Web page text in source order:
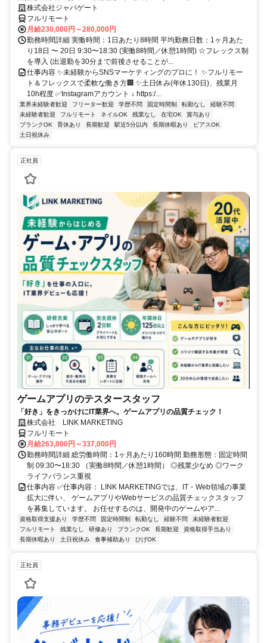
株式会社ジャパゲート
フルリモート
月給230,000円～280,000円
勤務時間詳細 実働時間：1日あたり8時間 平均勤務日数：1ヶ月あた
り18日 〜 20日 9:30〜18:30 (実働8時間／休憩1時間) ☆フレックス制
を導入 (出退勤を30分まで前後させることが...
仕事内容 ✨未経験からSNSマーケティングのプロに！ ✨フルリモー
ト＆フレックスで柔軟な働き方🏢 ✨土日休み(年休130日)、残業月
10h程度 ✅Instagramアカウント ↓ https:/...
業界未経験者歓迎 フリーター歓迎 学歴不問 固定時間制 転勤なし
経験不問
未経験者歓迎
フルリモート ネイルOK 残業なし 在宅OK
賞与あり
ブランクOK
育休あり 長期歓迎 駅近5分以内 長期休暇あり
ピアスOK
土日祝休み
正社員
ゲームアプリのテスタースタッフ
「好き」をきっかけにIT業界へ。ゲームアプリの品質チェック！
株式会社 LINK MARKETING
フルリモート
月給263,000円～337,000円
勤務時間詳細 総労働時間：1ヶ月あたり160時間 勤務形態：固定時間
制 09:30〜18:30 （実働8時間／休憩1時間） ◎残業少なめ ◎ワーク
ライフバランス重視
仕事内容 ✅仕事内容： LINK MARKETINGでは、IT・Web領域の事業
拡大に伴い、 ゲームアプリやWebサービスの品質チェックスタッフ
を募集しています。 お任せするのは、開発中のゲームやア...
資格取得支援あり 学歴不問 固定時間制 転勤なし 経験不問
未経験者歓迎
フルリモート
残業なし 研修あり ブランクOK 長期歓迎
資格取得手当あり
長期休暇あり
土日祝休み 食事補助あり ひげOK
正社員